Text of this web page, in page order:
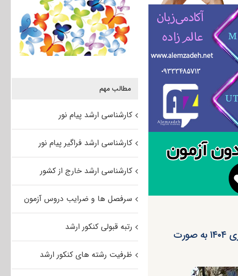
پذیرش ارشد بدون آزمون دانشگاه علوم قضایی و خدمات اداری ۱۴۰۴ به صورت
مطالب مهم
کارشناسی ارشد پیام نور
کارشناسی ارشد فراگیر پیام نور
کارشناسی ارشد خارج از کشور
سرفصل ها و ضرایب دروس آزمون
رتبه قبولی کنکور ارشد
ظرفیت رشته های کنکور ارشد